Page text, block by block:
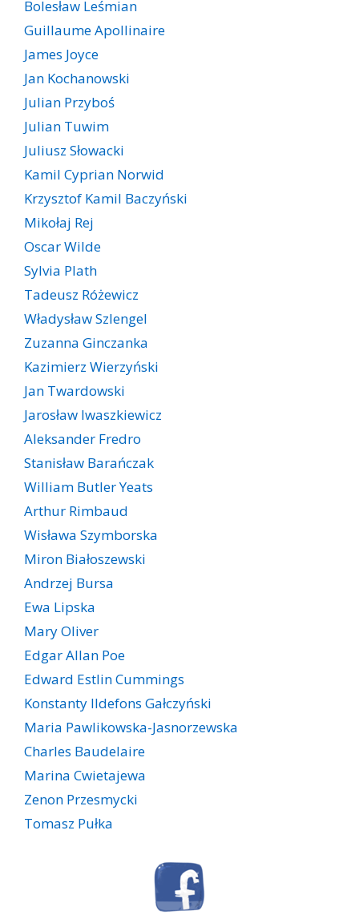
Bolesław Leśmian
Guillaume Apollinaire
James Joyce
Jan Kochanowski
Julian Przyboś
Julian Tuwim
Juliusz Słowacki
Kamil Cyprian Norwid
Krzysztof Kamil Baczyński
Mikołaj Rej
Oscar Wilde
Sylvia Plath
Tadeusz Różewicz
Władysław Szlengel
Zuzanna Ginczanka
Kazimierz Wierzyński
Jan Twardowski
Jarosław Iwaszkiewicz
Aleksander Fredro
Stanisław Barańczak
William Butler Yeats
Arthur Rimbaud
Wisława Szymborska
Miron Białoszewski
Andrzej Bursa
Ewa Lipska
Mary Oliver
Edgar Allan Poe
Edward Estlin Cummings
Konstanty Ildefons Gałczyński
Maria Pawlikowska-Jasnorzewska
Charles Baudelaire
Marina Cwietajewa
Zenon Przesmycki
Tomasz Pułka